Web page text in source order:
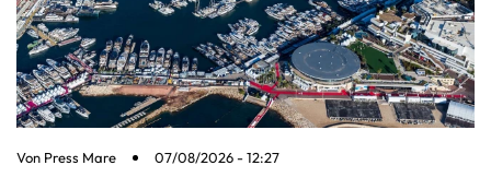
Von Press Mare 07/08/2026 - 12:27